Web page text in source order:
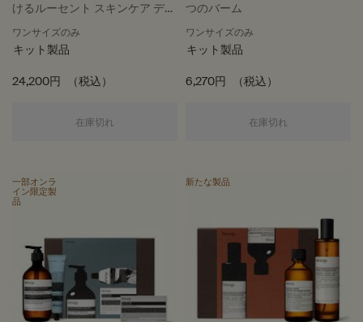
けるルーセント スキンケア デュ
ワンサイズのみ
キット製品
24,200円 （税込）
在庫切れ バスルーム イルミネーション
つのバーム
ワンサイズのみ
キット製品
6,270円 （税込）
在庫切れ
一部オンラ
イン限定製
品
新たな製品